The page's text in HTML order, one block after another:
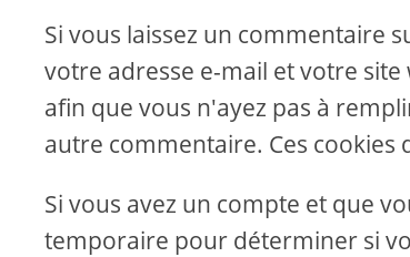
Si vous laissez un commentaire
votre adresse e-mail et votre
afin que vous n'ayez pas à
autre commentaire. Ces cookies
Si vous avez un compte et que
temporaire pour déterminer si